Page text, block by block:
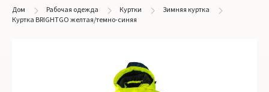
Дом Рабочая одежда Куртки
Зимняя куртка
Куртка BRIGHTGO жeлтая/темно-синяя